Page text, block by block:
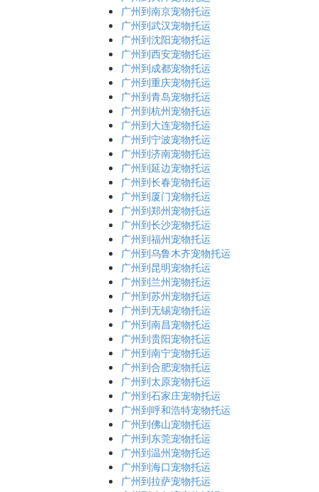
广州到南京宠物托运
广州到武汉宠物托运
广州到沈阳宠物托运
广州到西安宠物托运
广州到成都宠物托运
广州到重庆宠物托运
广州到青岛宠物托运
广州到杭州宠物托运
广州到大连宠物托运
广州到宁波宠物托运
广州到济南宠物托运
广州到延边宠物托运
广州到长春宠物托运
广州到厦门宠物托运
广州到郑州宠物托运
广州到长沙宠物托运
广州到福州宠物托运
广州到乌鲁木齐宠物托运
广州到昆明宠物托运
广州到兰州宠物托运
广州到苏州宠物托运
广州到无锡宠物托运
广州到南昌宠物托运
广州到贵阳宠物托运
广州到南宁宠物托运
广州到合肥宠物托运
广州到太原宠物托运
广州到石家庄宠物托运
广州到呼和浩特宠物托运
广州到佛山宠物托运
广州到东莞宠物托运
广州到温州宠物托运
广州到海口宠物托运
广州到拉萨宠物托运